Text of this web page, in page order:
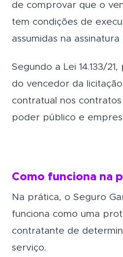
de comprovar que o
tem condições de
assumidas na
Segundo a Lei 14.133/
do vencedor da
contratual nos
poder público e
Como funciona na
Na prática, o Seguro
funciona como uma
contratante de
serviço.